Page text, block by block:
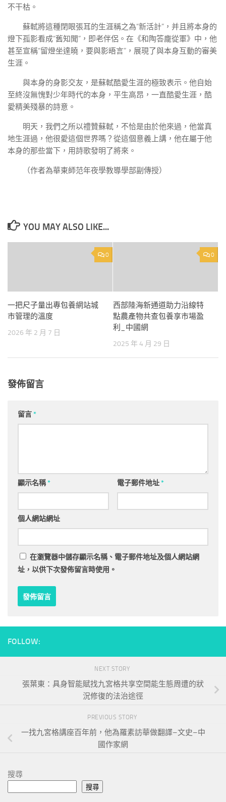
不干枯。
蘇軾將這種閉眼張耳的生涯稱之為“新活計”，并且將本身的
燈下孤影看成“舊知聞”，即老伴侶。在《和陶答龐從軍》中，他
甚至宣稱“留燈坐達曉，要與影晤言”，展現了與本身互動的審美
生涯。
與本身的身影交友，是蘇軾酷愛生涯的極致表示。他自始
至終沒無愧對少年時代的本身，平生高昂，一直酷愛生涯，酷
愛精美殘暴的詩意。
明天，我們之所以禮贊蘇軾，不恰是由於他來過，他當真
地生涯過，他很愛這個世界嗎？從這個意義上講，他在屬于他
本身的那些當下，用詩歌發明了將來。
（作者為華東師范年夜學教導學部副傳授）
YOU MAY ALSO LIKE...
0
一把尺子量出專包養網站城
市管理的溫度
2026 年 2 月 7 日
0
西部陸海新通道助力沿線特
點農產物共查包養享市場盈
利_中國網
2025 年 4 月 29 日
發佈留言
留言*
顯示名稱* 電子郵件地址*
個人網站網址
在瀏覽器中儲存顯示名稱、電子郵件地址及個人網站網
址，以供下次發佈留言時使用。
FOLLOW:
NEXT STORY
張葉東：具身智能賦找九宮格共享空間能生態周遭的狀
況修復的法治途徑
PREVIOUS STORY
一找九宮格講座百年前，他為羅素訪華做翻譯–文史–中
國作家網
搜尋
搜尋